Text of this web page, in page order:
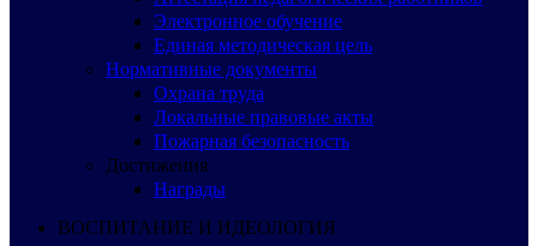
Электронное обучение
Единая методическая цель
Нормативные документы
Охрана труда
Локальные правовые акты
Пожарная безопасность
Достижения
Награды
ВОСПИТАНИЕ И ИДЕОЛОГИЯ